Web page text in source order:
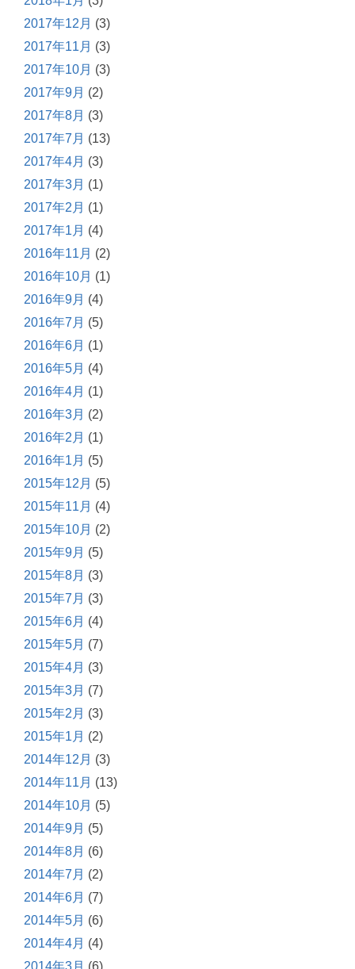
2017年12月 (3)
2017年11月 (3)
2017年10月 (3)
2017年9月 (2)
2017年8月 (3)
2017年7月 (13)
2017年4月 (3)
2017年3月 (1)
2017年2月 (1)
2017年1月 (4)
2016年11月 (2)
2016年10月 (1)
2016年9月 (4)
2016年7月 (5)
2016年6月 (1)
2016年5月 (4)
2016年4月 (1)
2016年3月 (2)
2016年2月 (1)
2016年1月 (5)
2015年12月 (5)
2015年11月 (4)
2015年10月 (2)
2015年9月 (5)
2015年8月 (3)
2015年7月 (3)
2015年6月 (4)
2015年5月 (7)
2015年4月 (3)
2015年3月 (7)
2015年2月 (3)
2015年1月 (2)
2014年12月 (3)
2014年11月 (13)
2014年10月 (5)
2014年9月 (5)
2014年8月 (6)
2014年7月 (2)
2014年6月 (7)
2014年5月 (6)
2014年4月 (4)